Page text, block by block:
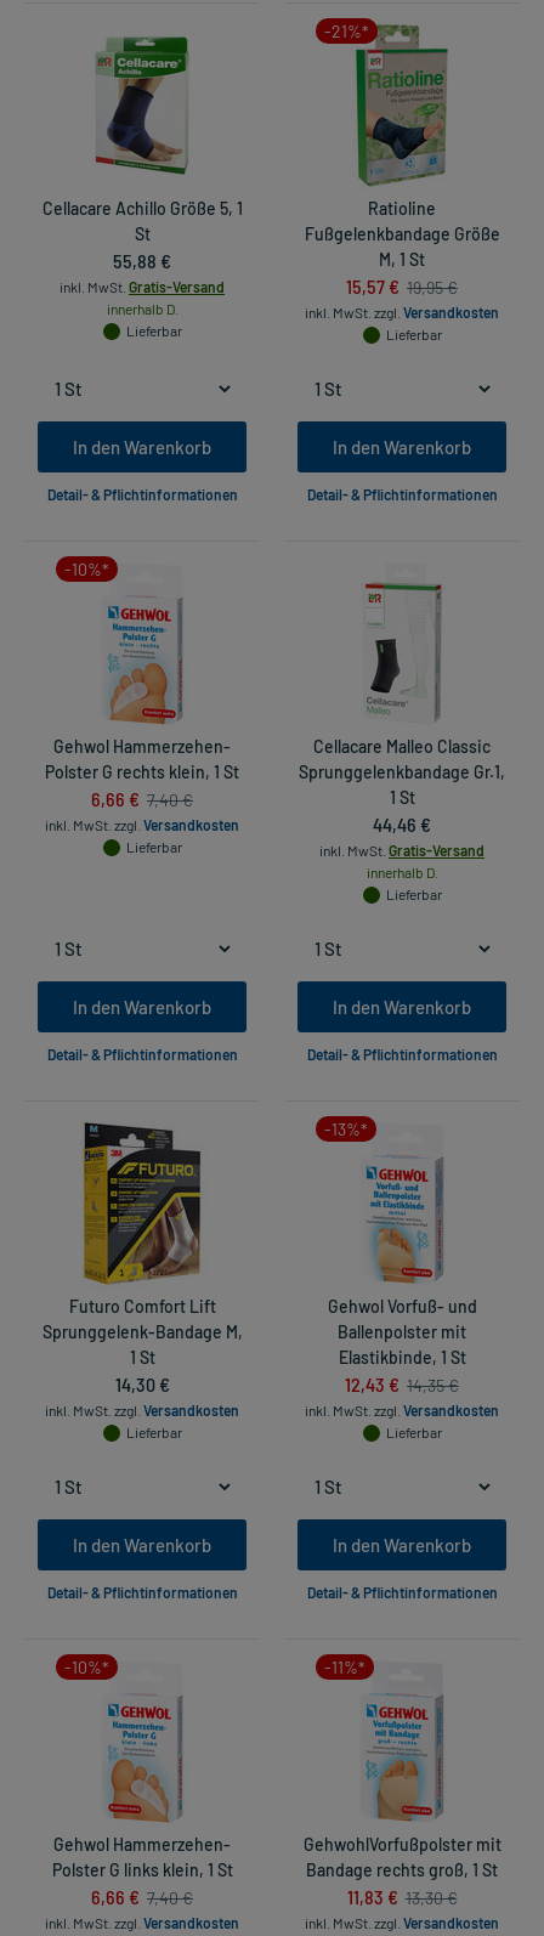
Cellacare Achillo Größe 5, 1
St
55,88 €
inkl. MwSt. Gratis-Versand
innerhalb D.
Lieferbar
In den Warenkorb
Detail- & Pflichtinformationen
-21%*
Ratioline
Fußgelenkbandage Größe
M, 1 St
15,57 € 19,95 €
inkl. MwSt. zzgl. Versandkosten
Lieferbar
In den Warenkorb
Detail- & Pflichtinformationen
-10%*
Gehwol Hammerzehen-
Polster G rechts klein, 1 St
6,66 € 7,40 €
inkl. MwSt. zzgl. Versandkosten
Lieferbar
In den Warenkorb
Detail- & Pflichtinformationen
Cellacare Malleo Classic
Sprunggelenkbandage Gr.1,
1 St
44,46 €
inkl. MwSt. Gratis-Versand
innerhalb D.
Lieferbar
In den Warenkorb
Detail- & Pflichtinformationen
Futuro Comfort Lift
Sprunggelenk-Bandage M,
1 St
14,30 €
inkl. MwSt. zzgl. Versandkosten
Lieferbar
In den Warenkorb
Detail- & Pflichtinformationen
-13%*
Gehwol Vorfuß- und
Ballenpolster mit
Elastikbinde, 1 St
12,43 € 14,35 €
inkl. MwSt. zzgl. Versandkosten
Lieferbar
In den Warenkorb
Detail- & Pflichtinformationen
-10%*
Gehwol Hammerzehen-
Polster G links klein, 1 St
6,66 € 7,40 €
inkl. MwSt. zzgl. Versandkosten
-11%*
GehwohlVorfußpolster mit
Bandage rechts groß, 1 St
11,83 € 13,30 €
inkl. MwSt. zzgl. Versandkosten